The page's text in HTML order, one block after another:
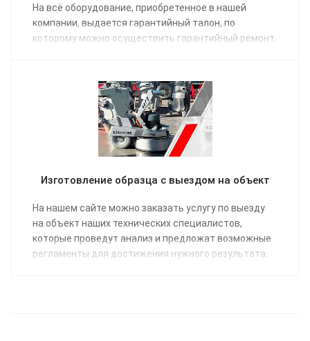
На всё оборудование, приобретенное в нашей
компании, выдается гарантийный талон, по
которому можно осуществить гарантийный ремонт.
Изготовление образца с выездом на объект
На нашем сайте можно заказать услугу по выезду
на объект наших технических специалистов,
которые проведут анализ и предложат возможные
регламенты для достижения нужного результата.